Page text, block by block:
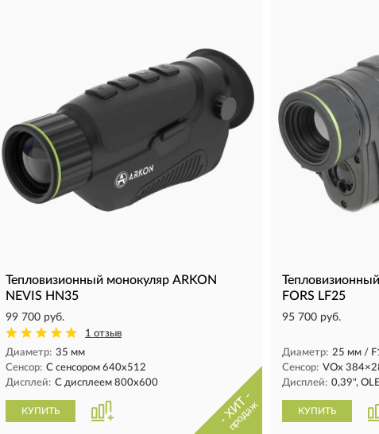
Тепловизионный монокуляр ARKON
NEVIS HN35
99 700 руб.
1 отзыв
Диаметр: 35 мм
Сенсор: С сенсором 640х512
Дисплей: С дисплеем 800x600
КУПИТЬ - ХИТ -
продаж
FORS LF25
95 700 руб.
Диаметр: 25 мм /
Сенсор: VOx
Дисплей: 0,39",
КУПИТЬ